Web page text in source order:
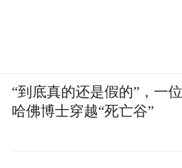
“到底真的还是假的”，一位
哈佛博士穿越“死亡谷”